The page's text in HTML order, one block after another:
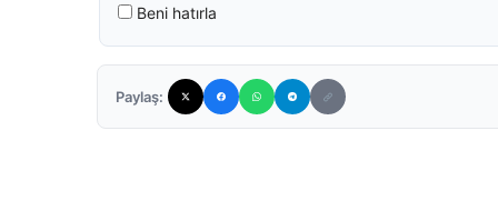
Beni hatırla
Paylaş: